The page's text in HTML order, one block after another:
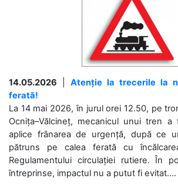
14.05.2026
Atenție la trecerile la
ferată!
La 14 mai 2026, în jurul orei 12.50, pe
Ocnița–Vălcineț, mecanicul unui tren
aplice frânarea de urgență, după ce
pătruns pe calea ferată cu
Regulamentului circulației rutiere. În
întreprinse, impactul nu a putut fi evitat....